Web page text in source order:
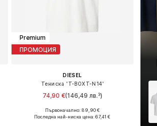
Premium
ПРОМОЦИЯ
DIESEL
Тениска 'T-BOXT-N14'
74,90 €(146,49 лв.³)
Налични размери: XS, M, L, XL, XXL
Първоначално: 89,90 €
Последна най-ниска цена:67,41 €